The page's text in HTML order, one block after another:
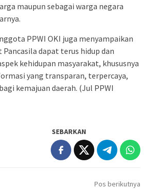
maupun sebagai warga negara
PPWI OKI juga menyampaikan
dapat terus hidup dan
kehidupan masyarakat, khususnya
yang transparan, terpercaya,
kemajuan daerah. (Jul PPWI
SEBARKAN
Pos berikutnya